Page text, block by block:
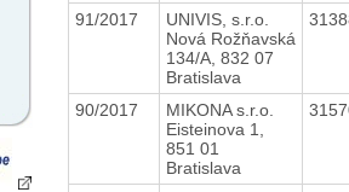
91/2017
UNIVIS, s.r.o.
Nová Rožňavská
134/A, 832 07
Bratislava
90/2017
MIKONA s.r.o.
Eisteinova 1,
851 01
Bratislava